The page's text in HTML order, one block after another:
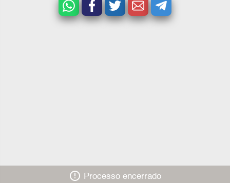
error_outline Processo encerrado